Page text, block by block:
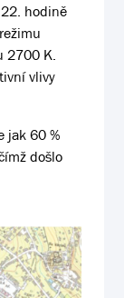
hodině
2700 K.
vlivy
jak 60 %
došlo